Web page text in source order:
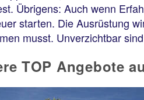
Übrigens: Auch wenn
starten. Die Ausrüstung
musst. Unverzichtbar
TOP Angebote